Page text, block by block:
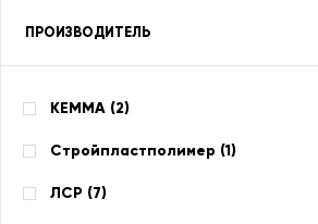
ПРОИЗВОДИТЕЛЬ
КЕММА (2)
Стройпластполимер (1)
ЛСР (7)